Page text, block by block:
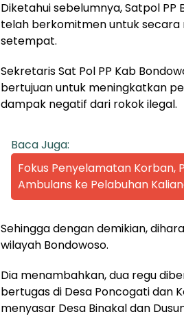
Diketahui sebelumnya, Satpol
telah berkomitmen untuk secara
setempat.
Sekretaris Sat Pol PP Kab
bertujuan untuk meningkatkan
dampak negatif dari rokok ilegal.
Baca Juga:
Fokus Penyelamatan Korban,
Ambulans ke Pelabuhan
Sehingga dengan demikian,
wilayah Bondowoso.
Dia menambahkan, dua regu
bertugas di Desa Poncogati dan
menyasar Desa Binakal dan